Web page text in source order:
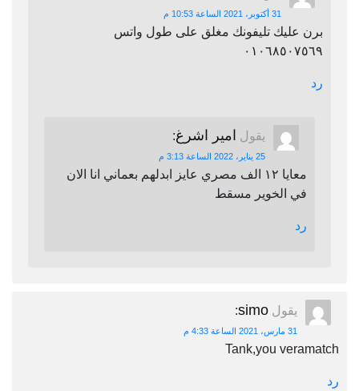
31 أكتوبر، 2021 الساعة 10:53 م
برن عليك تليفونك مغلق على طول واتس
٠١٠٦٨٥٠٧٥٦٩
رد
يقول امير اشرغ:
25 يناير، 2022 الساعة 3:13 م
معايا ١٢ الف مصري عايز ابدلهم بعماني انا الان
في الخوير مسقط
رد
يقول simo
:
31 مارس، 2021 الساعة 4:33 م
Tank,you veramatch
رد